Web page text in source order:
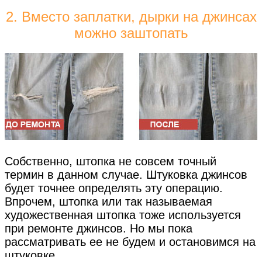
2. Вместо заплатки, дырки на джинсах
можно заштопать
Собственно, штопка не совсем точный
термин в данном случае. Штуковка джинсов
будет точнее определять эту операцию.
Впрочем, штопка или так называемая
художественная штопка тоже используется
при ремонте джинсов. Но мы пока
рассматривать ее не будем и остановимся на